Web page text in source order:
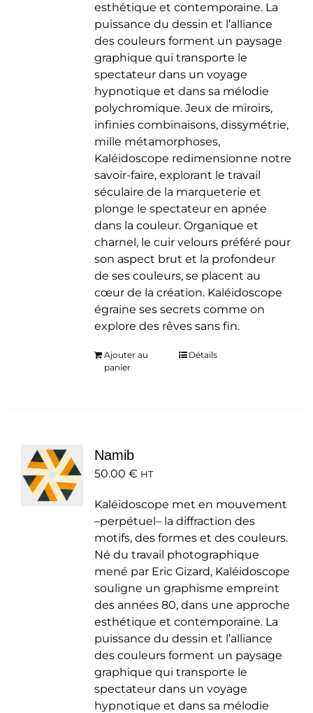
esthétique et contemporaine. La
puissance du dessin et l’alliance
des couleurs forment un paysage
graphique qui transporte le
spectateur dans un voyage
hypnotique et dans sa mélodie
polychromique. Jeux de miroirs,
infinies combinaisons, dissymétrie,
mille métamorphoses,
Kaléidoscope redimensionne notre
savoir-faire, explorant le travail
séculaire de la marqueterie et
plonge le spectateur en apnée
dans la couleur. Organique et
charnel, le cuir velours préféré pour
son aspect brut et la profondeur
de ses couleurs, se placent au
cœur de la création. Kaléidoscope
égraine ses secrets comme on
explore des rêves sans fin.
Ajouter au
panier
Détails
Namib
50.00 € HT
Kaléidoscope met en mouvement
–perpétuel– la diffraction des
motifs, des formes et des couleurs.
Né du travail photographique
mené par Eric Gizard, Kaléidoscope
souligne un graphisme empreint
des années 80, dans une approche
esthétique et contemporaine. La
puissance du dessin et l’alliance
des couleurs forment un paysage
graphique qui transporte le
spectateur dans un voyage
hypnotique et dans sa mélodie